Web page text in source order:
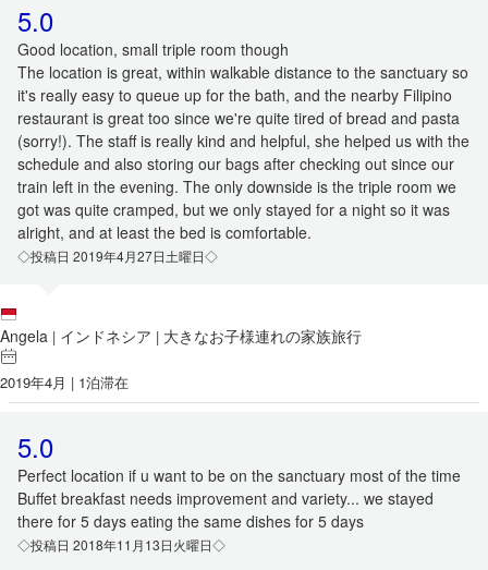
5.0
Good location, small triple room though
The location is great, within walkable distance to the sanctuary so
it's really easy to queue up for the bath, and the nearby Filipino
restaurant is great too since we're quite tired of bread and pasta
(sorry!). The staff is really kind and helpful, she helped us with the
schedule and also storing our bags after checking out since our
train left in the evening. The only downside is the triple room we
got was quite cramped, but we only stayed for a night so it was
alright, and at least the bed is comfortable.
◇投稿日 2019年4月27日土曜日◇
Angela | インドネシア | 大きなお子様連れの家族旅行
2019年4月 | 1泊滞在
5.0
Perfect location if u want to be on the sanctuary most of the time
Buffet breakfast needs improvement and variety... we stayed
there for 5 days eating the same dishes for 5 days
◇投稿日 2018年11月13日火曜日◇